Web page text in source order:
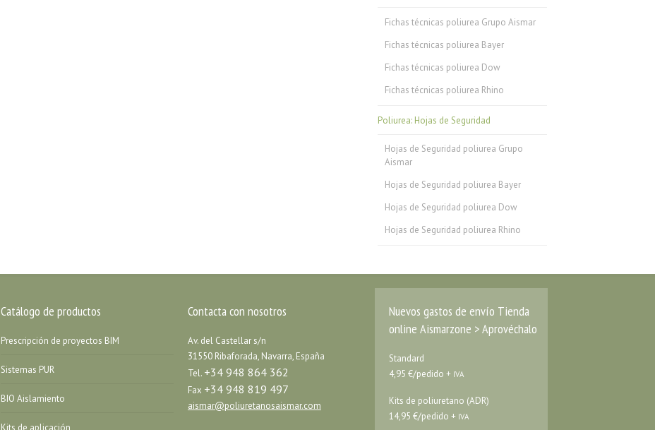
Fichas técnicas poliurea Grupo Aismar
Fichas técnicas poliurea Bayer
Fichas técnicas poliurea Dow
Fichas técnicas poliurea Rhino
Poliurea: Hojas de Seguridad
Hojas de Seguridad poliurea Grupo
Aismar
Hojas de Seguridad poliurea Bayer
Hojas de Seguridad poliurea Dow
Hojas de Seguridad poliurea Rhino
Catálogo de productos
Prescripción de proyectos BIM
Sistemas PUR
BIO Aislamiento
Kits de aplicación
Contacta con nosotros
Av. del Castellar s/n
31550 Ribaforada, Navarra, España
Tel. +34 948 864 362
Fax +34 948 819 497
aismar@poliuretanosaismar.com
Nuevos gastos de envío Tienda
online Aismarzone > Aprovéchalo
Standard
4,95 €/pedido + IVA
Kits de poliuretano (ADR)
14,95 €/pedido + IVA